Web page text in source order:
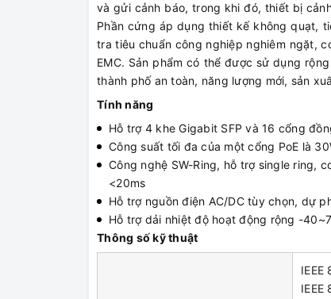
và gửi cảnh báo, trong khi đó, thiết bị
Phần cứng áp dụng thiết kế không quạt,
tra tiêu chuẩn công nghiệp nghiêm ngặt,
EMC. Sản phẩm có thể được sử dụng
thành phố an toàn, năng lượng mới, sản
Tính năng
Hỗ trợ 4 khe Gigabit SFP và 16 cổng
Công suất tối đa của một cổng PoE là
Công nghệ SW-Ring, hỗ trợ single ring,
<20ms
Hỗ trợ nguồn điện AC/DC tùy chọn, dự
Hỗ trợ dải nhiệt độ hoạt động rộng -
Thông số kỹ thuật
IEEE
IEEE